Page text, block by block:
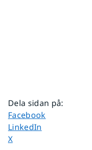
Dela sidan på:
Dela sidan på
Facebook
Dela sidan på
LinkedIn
Dela sidan på
X